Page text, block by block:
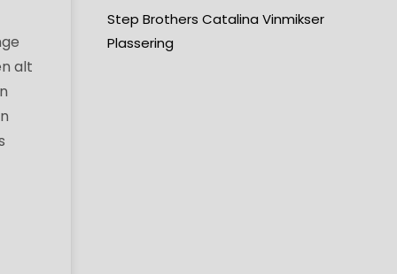
alt
Step Brothers Catalina Vinmikser
Plassering